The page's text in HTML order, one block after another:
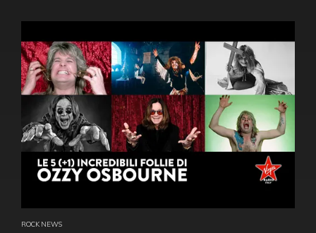
ROCK NEWS